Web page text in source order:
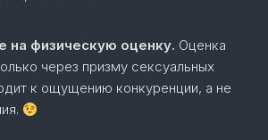
на физическую оценку. Оценка
через призму сексуальных
к ощущению конкуренции, а не